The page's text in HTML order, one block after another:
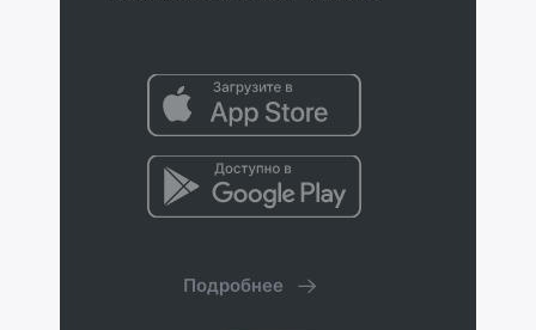
Подробнее